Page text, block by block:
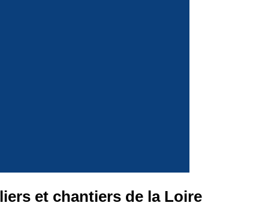
et chantiers de la Loire